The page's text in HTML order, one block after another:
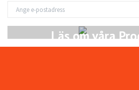
Läs om våra